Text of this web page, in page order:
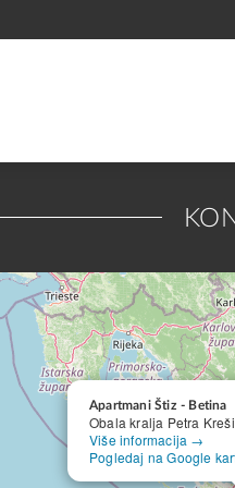
Apartmani Štiz - Betina
Obala kralja Petra
Više informacija →
Pogledaj na Google